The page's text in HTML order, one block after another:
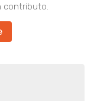
contributo.